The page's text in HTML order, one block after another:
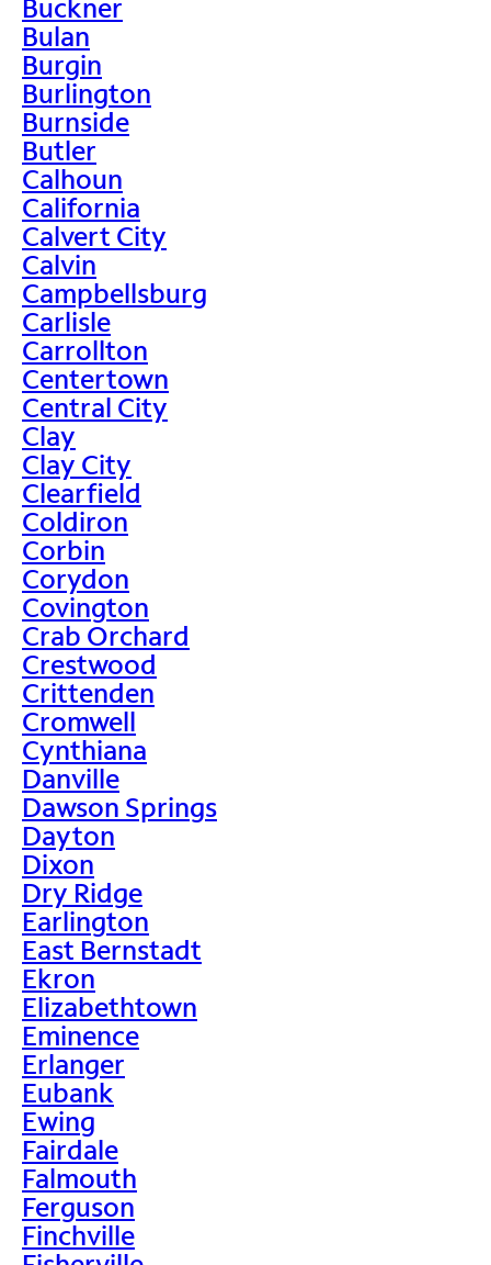
Buckner
Bulan
Burgin
Burlington
Burnside
Butler
Calhoun
California
Calvert City
Calvin
Campbellsburg
Carlisle
Carrollton
Centertown
Central City
Clay
Clay City
Clearfield
Coldiron
Corbin
Corydon
Covington
Crab Orchard
Crestwood
Crittenden
Cromwell
Cynthiana
Danville
Dawson Springs
Dayton
Dixon
Dry Ridge
Earlington
East Bernstadt
Ekron
Elizabethtown
Eminence
Erlanger
Eubank
Ewing
Fairdale
Falmouth
Ferguson
Finchville